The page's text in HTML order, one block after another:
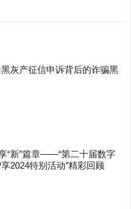
灰产征信申诉背后的诈骗黑
“新”篇章——“第二十届数字
2024特别活动”精彩回顾